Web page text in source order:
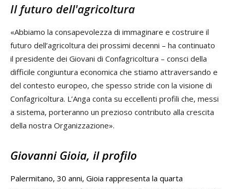
Il futuro dell'agricoltura
«Abbiamo la consapevolezza di immaginare e costruire il
futuro dell’agricoltura dei prossimi decenni – ha continuato
il presidente dei Giovani di Confagricoltura – consci della
difficile congiuntura economica che stiamo attraversando e
del contesto europeo, che spesso stride con la visione di
Confagricoltura. L’Anga conta su eccellenti profili che, messi
a sistema, porteranno un prezioso contributo alla crescita
della nostra Organizzazione».
Giovanni Gioia, il profilo
Palermitano, 30 anni, Gioia rappresenta la quarta